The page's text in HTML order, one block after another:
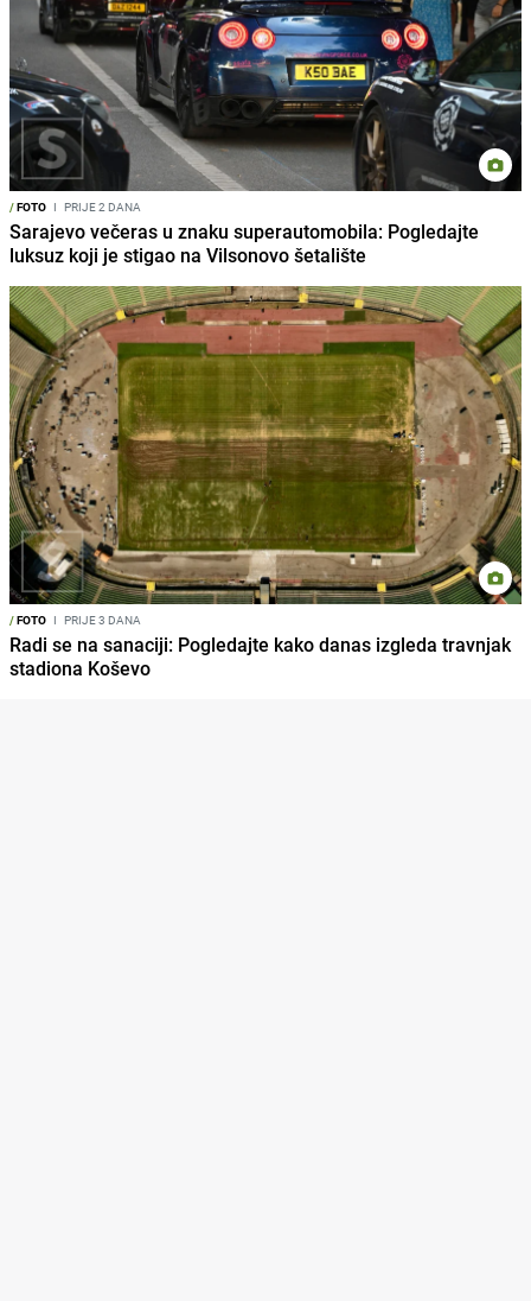
/FOTO I PRIJE 2 DANA
Sarajevo večeras u znaku superautomobila: Pogledajte
luksuz koji je stigao na Vilsonovo šetalište
/FOTO I PRIJE 3 DANA
Radi se na sanaciji: Pogledajte kako danas izgleda travnjak
stadiona Koševo